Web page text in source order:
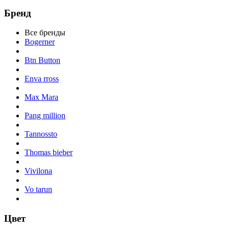
Бренд
Все бренды
Bogerner
Btn Button
Enva rross
Max Mara
Pang million
Tannossto
Thomas bieber
Vivilona
Vo tarun
Цвет